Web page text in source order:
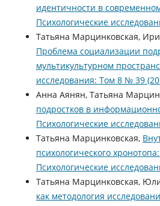
идентичности в
Психологические
Татьяна Марцинковская,
Проблема социализации
мультикультурном
исследования: Том 8 № 39
Анна Аянян, Татьяна
подростков в
Психологические
Татьяна Марцинковская,
психологического
Психологические
Татьяна Марцинковская,
как методология